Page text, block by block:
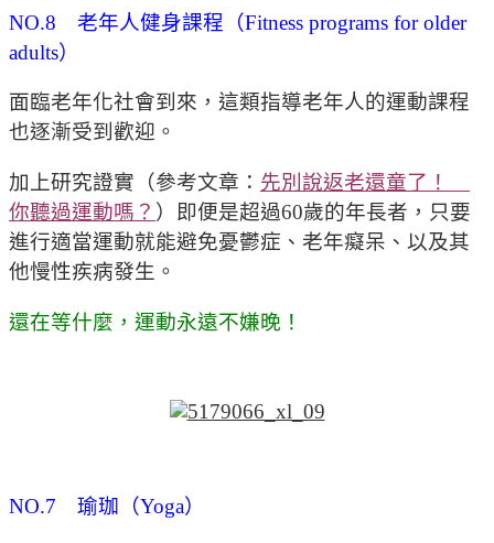
NO.8 老年人健身課程（Fitness programs for older
adults）
面臨老年化社會到來，這類指導老年人的運動課程
也逐漸受到歡迎。
加上研究證實（參考文章： 先別說返老還童了！
你聽過運動嗎？ ）即便是超過60歲的年長者，只要
進行適當運動就能避免憂鬱症、老年癡呆、以及其
他慢性疾病發生。
還在等什麼，運動永遠不嫌晚！
NO.7 瑜珈（Yoga）